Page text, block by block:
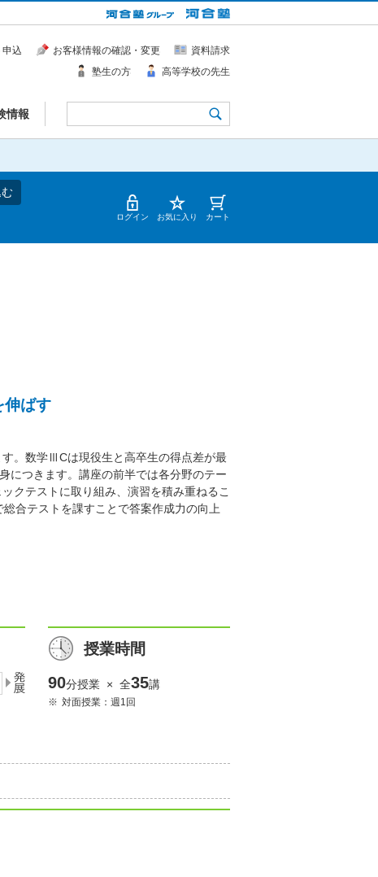
情報
申込 お客様情報の確認・変更
資料請求
塾生の方
高等学校の先生
ログイン お気に入り カート
伸ばす
。数学ⅢCは現役生と高卒生の得点差が最
につきます。講座の前半では各分野のテー
クテストに取り組み、演習を積み重ねるこ
合テストを課すことで答案作成力の向上
授業時間
90分授業 × 全35講
対面授業：週1回